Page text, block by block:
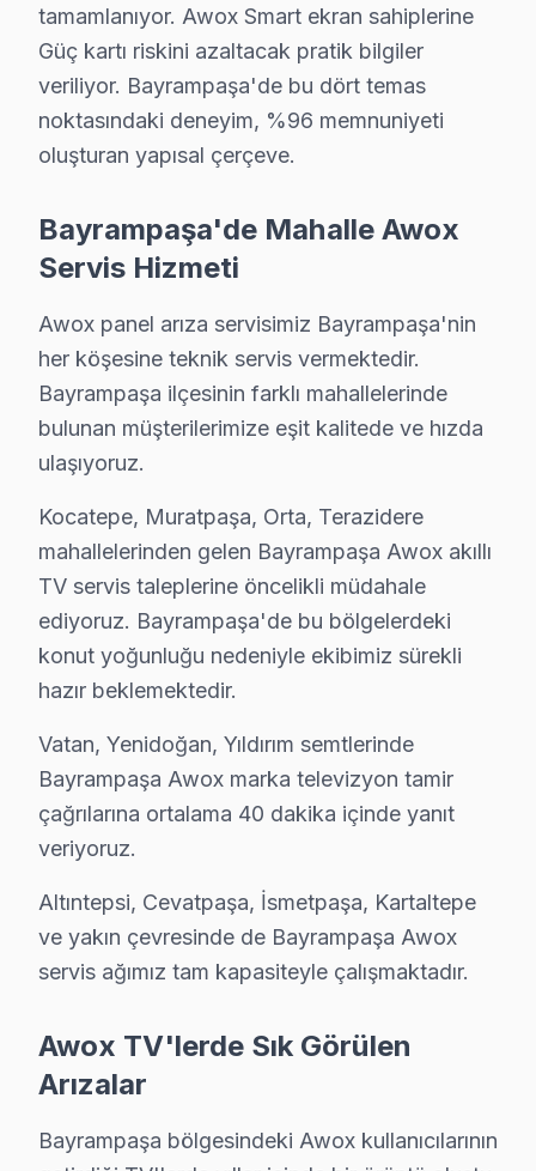
Bayrampaşa'de Awox Hizmete Nasıl Ulaşılır?
Bayrampaşa'de Awox televizyon servis ihtiyacınız
Telefon: 0850 811 14 36
• Bayrampaşa'de aynı gün söz konusu model
• Bayrampaşa genelinde hızlı ve profesyonel Awox
Bayrampaşa'de Yerinde bu marka Televizyon Servis
Hemen ulaşın. 0850 811 14 36
Bayrampaşa Awox Televizyon Servisi İçin
Bayrampaşa bölgesinde Awox televizyonunuz
Bayrampaşa'deki Tecrübemiz: Bayrampaşa ve
Bayrampaşa Servis Güvencesi: Bayrampaşa'de
Bayrampaşa Awox Sertifikalı Kadro: Awox yetkili
Bayrampaşa'de İtibar: Bayrampaşa ve çevresinde
Hemen ulaşın. 0850 811 14 36
Uzman Awox Teknisyen Ekibimiz
Bayrampaşa Awox Hizmet'in başarısı, Bayrampaşa
• Bayrampaşa'de Awox Yetkili Hizmet Sertifikasyonu
Bayrampaşa teknisyenlerimiz Awox tarafından resmi
• Bayrampaşa'de BGA ve SMD Lehimleme Uzmanlığı
Bayrampaşa servisimizde mikro-elektronik
• Yazılım ve Firmware Yükseltmesi
Tizen, WebOS, Android televizyon ünitesi, VIDAA —
Bayrampaşa servisimizde modern teknolojilere ayak
» Ekibimiz, her servis işlemini sanatsal bir titizlikle
tamamlanıyor. Awox Smart ekran sahiplerine
Güç kartı riskini azaltacak pratik bilgiler
veriliyor. Bayrampaşa'de bu dört temas
noktasındaki deneyim, %96 memnuniyeti
oluşturan yapısal çerçeve.
Bayrampaşa'de Mahalle Awox
Servis Hizmeti
Awox panel arıza servisimiz Bayrampaşa'nin
her köşesine teknik servis vermektedir.
Bayrampaşa ilçesinin farklı mahallelerinde
bulunan müşterilerimize eşit kalitede ve hızda
ulaşıyoruz.
Kocatepe, Muratpaşa, Orta, Terazidere
mahallelerinden gelen Bayrampaşa Awox akıllı
TV servis taleplerine öncelikli müdahale
ediyoruz. Bayrampaşa'de bu bölgelerdeki
konut yoğunluğu nedeniyle ekibimiz sürekli
hazır beklemektedir.
Vatan, Yenidoğan, Yıldırım semtlerinde
Bayrampaşa Awox marka televizyon tamir
çağrılarına ortalama 40 dakika içinde yanıt
veriyoruz.
Altıntepsi, Cevatpaşa, İsmetpaşa, Kartaltepe
ve yakın çevresinde de Bayrampaşa Awox
servis ağımız tam kapasiteyle çalışmaktadır.
Awox TV'lerde Sık Görülen
Arızalar
Bayrampaşa bölgesindeki Awox kullanıcılarının